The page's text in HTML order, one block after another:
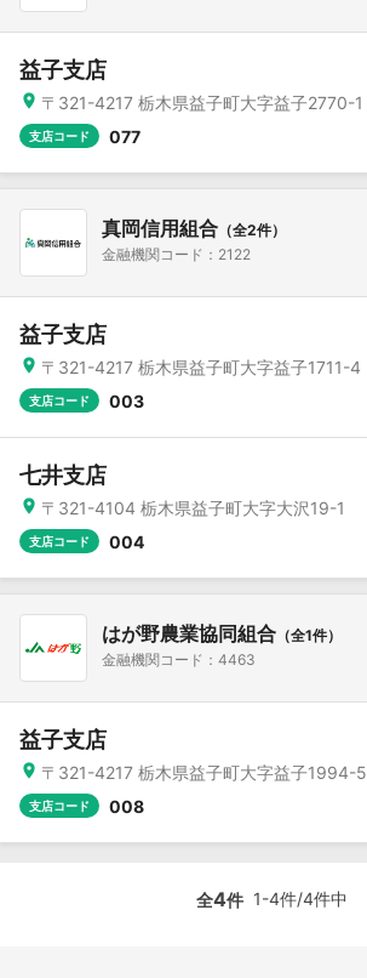
益子支店
〒321-4217 栃木県益子町大字益子2770-1
支店コード 077
真岡信用組合 （全2件）
金融機関コード：2122
益子支店
〒321-4217 栃木県益子町大字益子1711-4
支店コード 003
七井支店
〒321-4104 栃木県益子町大字大沢19-1
支店コード 004
はが野農業協同組合 （全1件）
金融機関コード：4463
益子支店
〒321-4217 栃木県益子町大字益子1994-5
支店コード 008
全4件 1-4件/4件中